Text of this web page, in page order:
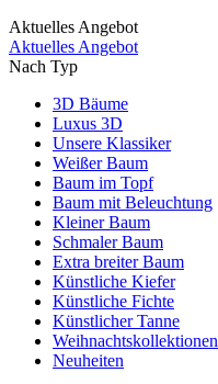
Aktuelles Angebot
Aktuelles Angebot
Nach Typ
3D Bäume
Luxus 3D
Unsere Klassiker
Weißer Baum
Baum im Topf
Baum mit Beleuchtung
Kleiner Baum
Schmaler Baum
Extra breiter Baum
Künstliche Kiefer
Künstliche Fichte
Künstlicher Tanne
Weihnachtskollektionen
Neuheiten